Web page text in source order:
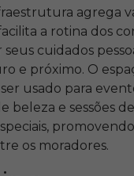
agrega
a rotina dos
cuidados
e próximo. O
usado para
beleza e sessões
os moradores.